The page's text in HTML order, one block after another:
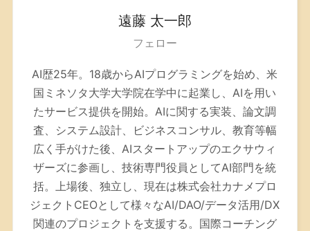
遠藤 太一郎
フェロー
AI歴25年。 18歳からAIプログラミングを始め、米
国ミネソタ大学大学院在学中に起業し、AIを用い
たサービス提供を開始。AIに関する実装、論文調
査、システム設計、ビジネスコンサル、教育等幅
広く手がけた後、AIスタートアップのエクサウィ
ザーズに参画し、技術専門役員としてAI部門を統
括。上場後、独立し、現在は株式会社カナメプロ
ジェクトCEOとして様々なAI/DAO/データ活用/DX
関連のプロジェクトを支援する。 国際コーチング